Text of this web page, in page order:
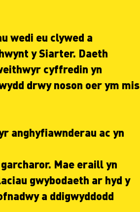
wedi eu clywed a
y Siarter. Daeth
cyffredin yn
drwy noson oer ym mis
anghyfiawnderau ac yn
Mae eraill yn
gwybodaeth ar hyd y
a ddigwyddodd